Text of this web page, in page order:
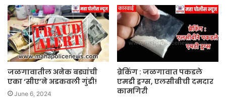
जळगावातील अनेक बड्यांची
एका ‘सीए’ने अडकवली गुंडी!
June 6, 2024
ब्रेकिंग : जळगावात पकडले
एमडी ड्रग्स, एलसीबीची दमदार
कामगिरी